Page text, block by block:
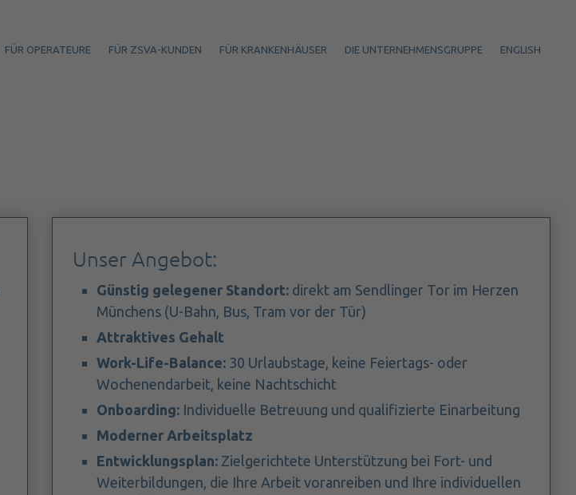
FÜR OPERATEURE FÜR ZSVA-KUNDEN FÜR KRANKENHÄUSER DIE UNTERNEHMENSGRUPPE ENGLISH
Unser Angebot:
Günstig gelegener Standort: direkt am Sendlinger Tor im Herzen
Münchens (U-Bahn, Bus, Tram vor der Tür)
Attraktives Gehalt
Work-Life-Balance: 30 Urlaubstage, keine Feiertags- oder
Wochenendarbeit, keine Nachtschicht
Onboarding: Individuelle Betreuung und qualifizierte Einarbeitung
Moderner Arbeitsplatz
Entwicklungsplan: Zielgerichtete Unterstützung bei Fort- und
Weiterbildungen, die Ihre Arbeit voranreiben und Ihre individuellen